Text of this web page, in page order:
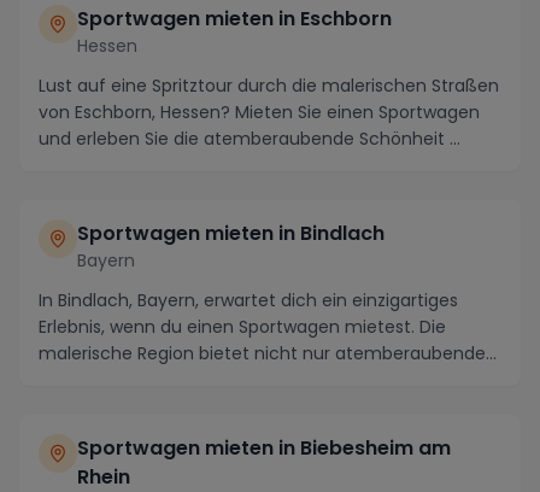
Sportwagen mieten in Eschborn
Hessen
Lust auf eine Spritztour durch die malerischen Straßen
von Eschborn, Hessen? Mieten Sie einen Sportwagen
und erleben Sie die atemberaubende Schönheit ...
Sportwagen mieten in Bindlach
Bayern
In Bindlach, Bayern, erwartet dich ein einzigartiges
Erlebnis, wenn du einen Sportwagen mietest. Die
malerische Region bietet nicht nur atemberaubende...
Sportwagen mieten in Biebesheim am
Rhein